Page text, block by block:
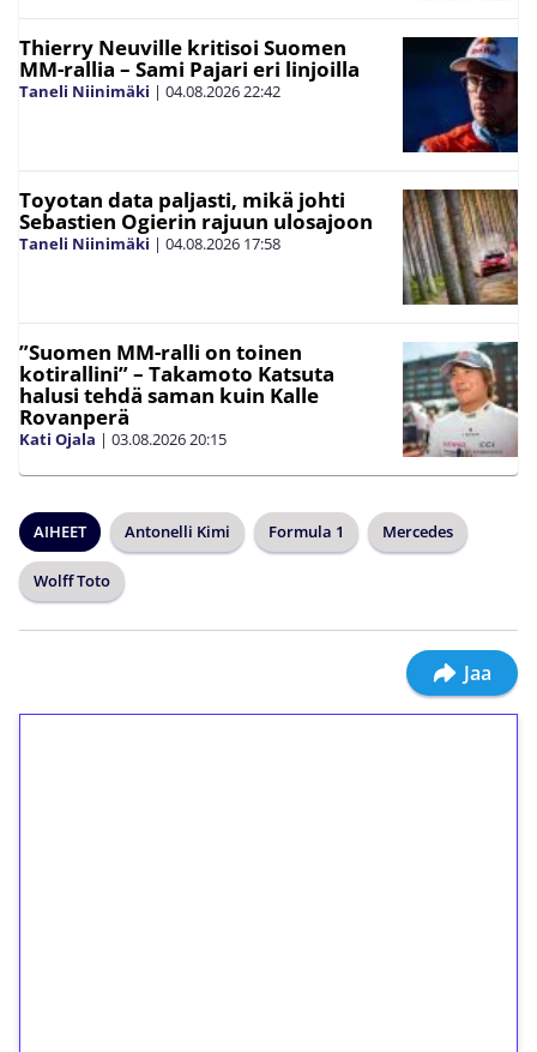
Thierry Neuville kritisoi Suomen
MM-rallia – Sami Pajari eri linjoilla
Taneli Niinimäki | 04.08.202622:42
Toyotan data paljasti, mikä johti
Sebastien Ogierin rajuun ulosajoon
Taneli Niinimäki | 04.08.2026 17:58
”Suomen MM-ralli on toinen
kotirallini” – Takamoto Katsuta
halusi tehdä saman kuin Kalle
Rovanperä
Kati Ojala | 03.08.202620:15
AIHEET Antonelli Kimi Formula 1 Mercedes
Wolff Toto
Jaa